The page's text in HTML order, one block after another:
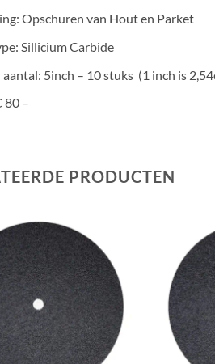
Opschuren van Hout en Parket
Sillicium Carbide
5inch – 10 stuks (1 inch is
80 –
PRODUCTEN